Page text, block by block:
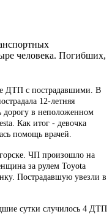
человека. Погибших,
ДТП с пострадавшими. В
12-летняя
дорогу в неположенном
Как итог - девочка
помощь врачей.
ЧП произошло на
за рулем Toyota
Пострадавшую увезли в
сутки случилось 4 ДТП